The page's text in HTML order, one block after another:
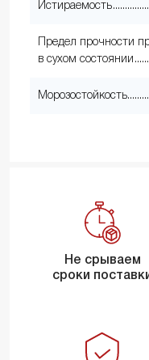
Истираемость
Предел прочности
в сухом состоянии
Морозостойкость
Не срываем
сроки